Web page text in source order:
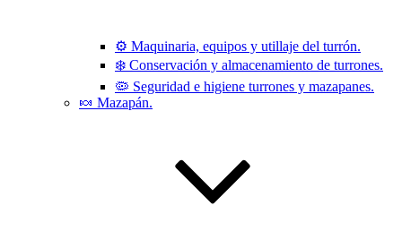
⚙️ Maquinaria, equipos y utillaje del turrón.
❄️ Conservación y almacenamiento de turrones.
🦠 Seguridad e higiene turrones y mazapanes.
🍬 Mazapán.